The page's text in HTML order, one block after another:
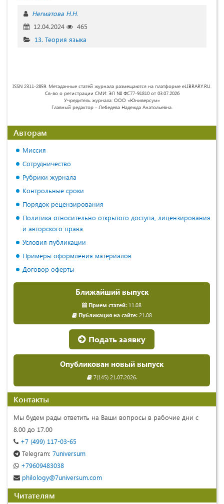
Негматова Н.Н.
12.04.2024
465
13. Теория языка
ISSN 2311-2859. Метаданные статей журнала размещаются на платформе eLIBRARY.RU.
Св-во о регистрации СМИ: ЭЛ № ФС77-91810 от 03.07.2026
Учредитель журнала: ООО «Юниверсум»
Главный редактор - Лебедева Надежда Анатольевна.
Авторам
Миссия
Сотрудничество
Рубрики журнала
Контрольные сроки
Порядок рецензирования
Политика относительно открытого доступа, лицензирования
и авторского права
Условия публикации
Примеры оформления материалов
Договор оферты
Ближайший выпуск
Прием статей: 11.08
Публикация на сайте:21.08
Подать заявку
Опубликован новый выпуск
7(145) 21.07.2026.
Контакты
Мы будем рады ответить на Ваши вопросы в рабочие дни с
8.00 до 17.00
+7 (499) 117-03-65
Telegram: 7universum
+79609483038
philology@7universum.com
Читателям